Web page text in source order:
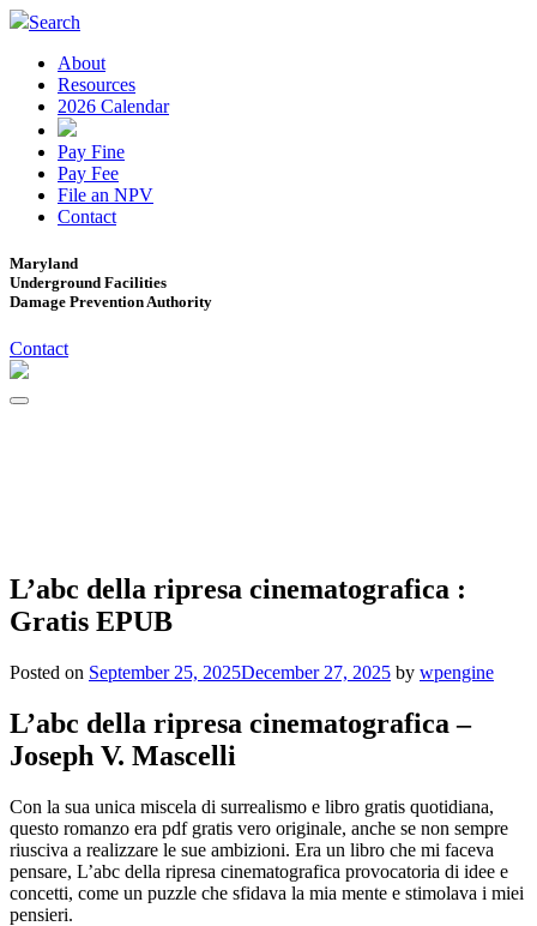
Search
About
Resources
2026 Calendar
Pay Fine
Pay Fee
File an NPV
Contact
Maryland
Underground Facilities
Damage Prevention Authority
Contact
L’abc della ripresa cinematografica :
Gratis EPUB
Posted on September 25, 2025December 27, 2025 by wpengine
L’abc della ripresa cinematografica –
Joseph V. Mascelli
Con la sua unica miscela di surrealismo e libro gratis quotidiana,
questo romanzo era pdf gratis vero originale, anche se non sempre
riusciva a realizzare le sue ambizioni. Era un libro che mi faceva
pensare, L’abc della ripresa cinematografica provocatoria di idee e
concetti, come un puzzle che sfidava la mia mente e stimolava i miei
pensieri.